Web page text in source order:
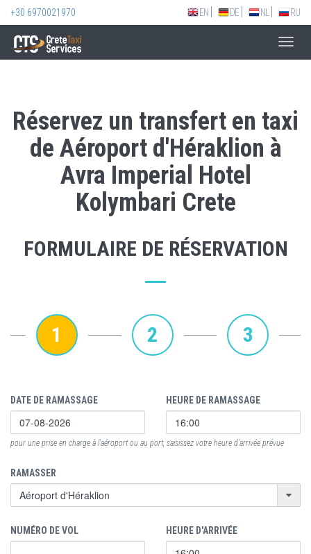
+30 6970021970 EN DE NL RU
Réservez un transfert en taxi
de Aéroport d'Héraklion à
Avra Imperial Hotel
Kolymbari Crete
FORMULAIRE DE RÉSERVATION
1 2 3
DATE DE RAMASSAGE HEURE DE RAMASSAGE
pour une prise en charge à l'aéroport ou au port, saisissez votre heure d'arrivée prévue
RAMASSER
NUMÉRO DE VOL HEURE D'ARRIVÉE